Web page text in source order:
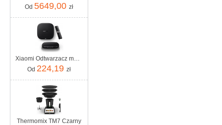
Od 5649,00 zł
Xiaomi Odtwarzacz multimedialny Tv Box S 3 Generacji 4K 32GB WIFI6
Od 224,19 zł
Thermomix TM7 Czarny